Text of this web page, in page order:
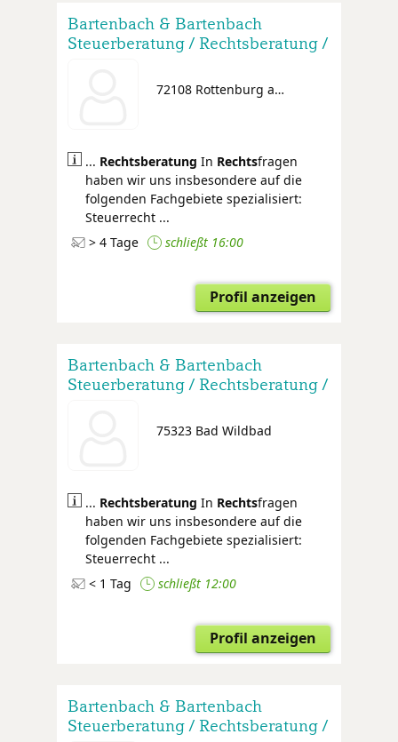
Bartenbach & Bartenbach
Steuerberatung / Rechtsberatung /
72108 Rottenburg am Neckar
... Rechtsberatung In Rechtsfragen
haben wir uns insbesondere auf die
folgenden Fachgebiete spezialisiert:
Steuerrecht ...
> 4 Tage
schließt 16:00
Profil anzeigen
Bartenbach & Bartenbach
Steuerberatung / Rechtsberatung /
75323 Bad Wildbad
... Rechtsberatung In Rechtsfragen
haben wir uns insbesondere auf die
folgenden Fachgebiete spezialisiert:
Steuerrecht ...
< 1 Tag
schließt 12:00
Profil anzeigen
Bartenbach & Bartenbach
Steuerberatung / Rechtsberatung /